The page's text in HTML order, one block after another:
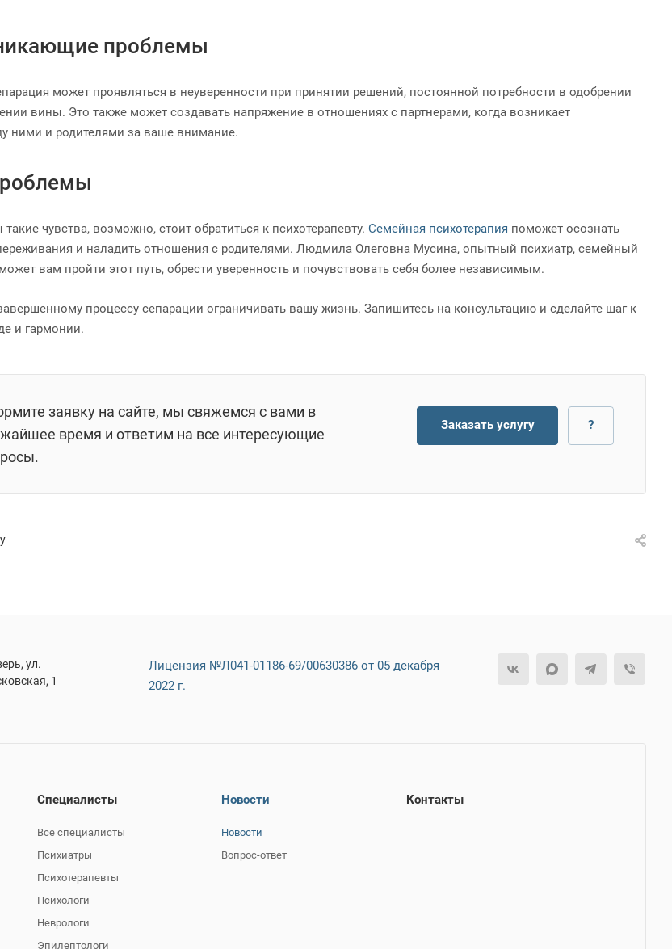
проблемы
может проявляться в неуверенности при принятии решений, постоянной потребности в одобрении
вины. Это также может создавать напряжение в отношениях с партнерами, когда возникает
ними и родителями за ваше внимание.
чувства, возможно, стоит обратиться к психотерапевту. Семейная психотерапия поможет осознать
и наладить отношения с родителями. Людмила Олеговна Мусина, опытный психиатр, семейный
вам пройти этот путь, обрести уверенность и почувствовать себя более независимым.
процессу сепарации ограничивать вашу жизнь. Запишитесь на консультацию и сделайте шаг к
и гармонии.
заявку на сайте, мы свяжемся с вами в
время и ответим на все интересующие
Заказать услугу ?
ул.
1
Лицензия №Л041-01186-69/00630386 от 05 декабря
2022 г.
Специалисты
Все специалисты
Психиатры
Психотерапевты
Психологи
Неврологи
Эпилептологи
Новости
Новости
Вопрос-ответ
Контакты